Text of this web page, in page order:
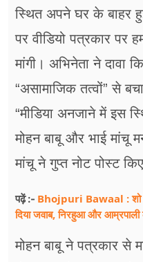
जीवन मंत्रा
फूड
सेहत
ब्‍यूटी
जॉब्स
शिक्षा
अन्य खबरें
स्थित अपने घर के बाहर
पर वीडियो पत्रकार पर
मांगी। अभिनेता ने दावा
“असामाजिक तत्वों” से
“मीडिया अनजाने में इस
मोहन बाबू और भाई मांचू
मांचू ने गुप्त नोट पोस्ट किए
पढ़ें :- Bhojpuri Bawaal : शो
दिया जवाब, निरहुआ और
मोहन बाबू ने पत्रकार से